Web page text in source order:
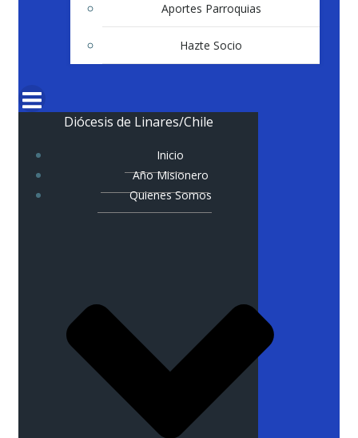
Aportes Parroquias
Hazte Socio
Diócesis de Linares/Chile
Inicio
Año Misionero
Quienes Somos